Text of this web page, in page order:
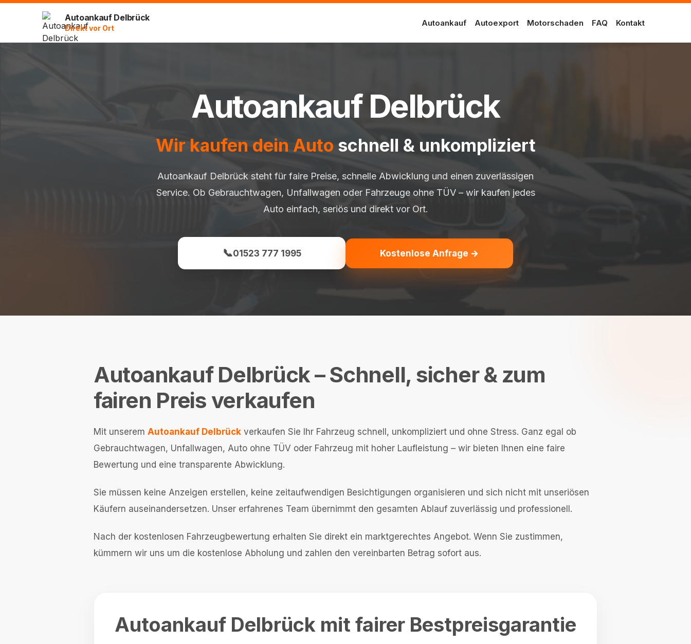
Autoankauf Delbrück
Direkt vor Ort
Autoankauf Autoexport Motorschaden FAQ Kontakt
Autoankauf Delbrück
Wir kaufen dein Auto schnell & unkompliziert
Autoankauf Delbrück steht für faire Preise, schnelle Abwicklung und einen zuverlässigen
Service. Ob Gebrauchtwagen, Unfallwagen oder Fahrzeuge ohne TÜV – wir kaufen jedes
Auto einfach, seriös und direkt vor Ort.
📞01523 777 1995 Kostenlose Anfrage →
Autoankauf Delbrück – Schnell, sicher & zum
fairen Preis verkaufen
Mit unserem Autoankauf Delbrück verkaufen Sie Ihr Fahrzeug schnell, unkompliziert und ohne Stress. Ganz egal ob
Gebrauchtwagen, Unfallwagen, Auto ohne TÜV oder Fahrzeug mit hoher Laufleistung – wir bieten Ihnen eine faire
Bewertung und eine transparente Abwicklung.
Sie müssen keine Anzeigen erstellen, keine zeitaufwendigen Besichtigungen organisieren und sich nicht mit unseriösen
Käufern auseinandersetzen. Unser erfahrenes Team übernimmt den gesamten Ablauf zuverlässig und professionell.
Nach der kostenlosen Fahrzeugbewertung erhalten Sie direkt ein marktgerechtes Angebot. Wenn Sie zustimmen,
kümmern wir uns um die kostenlose Abholung und zahlen den vereinbarten Betrag sofort aus.
Autoankauf Delbrück mit fairer Bestpreisgarantie